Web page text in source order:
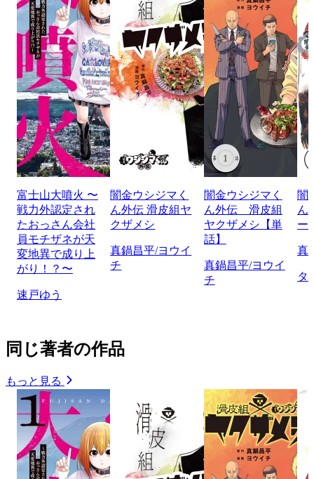
富士山大噴火 〜
戦力外認定され
たおっさん会社
員モチザネが天
変地異で成り上
がり！？〜
速戸ゆう
闇金ウシジマく
ん外伝 滑皮組ヤ
クザメシ
真鍋昌平/ヨウイ
チ
闇金ウシジマく
ん外伝 滑皮組
ヤクザメシ【単
話】
真鍋昌平/ヨウイ
チ
闇
ん
ー
真
タ
同じ著者の作品
もっと見る